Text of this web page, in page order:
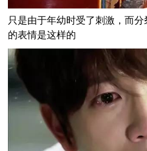
只是由于年幼时受了刺激，而
的表情是这样的